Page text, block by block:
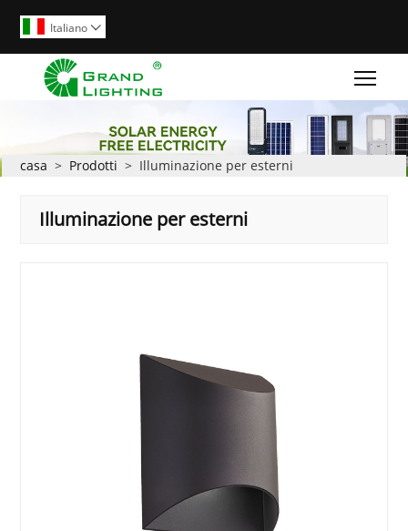
Italiano 
casa > Prodotti > Illuminazione per esterni
Illuminazione per esterni